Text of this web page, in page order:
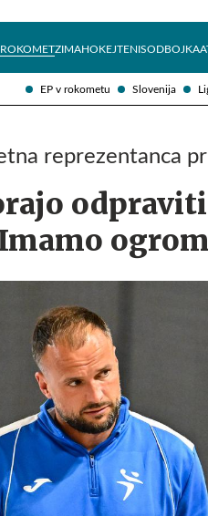
EP v rokometu Slovenija
ROKOMETZIMAHOKEJTENISODBOJKA
reprezentanca